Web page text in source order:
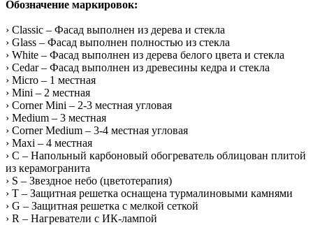
Обозначение маркировок:
› Classic – Фасад выполнен из дерева и стекла
› Glass – Фасад выполнен полностью из стекла
› White – Фасад выполнен из дерева белого цвета и стекла
› Cedar – Фасад выполнен из древесины кедра и стекла
› Micro – 1 местная
› Mini – 2 местная
› Corner Mini – 2-3 местная угловая
› Medium – 3 местная
› Corner Medium – 3-4 местная угловая
› Maxi – 4 местная
› C – Напольный карбоновый обогреватель облицован плитой
из керамогранита
› S – Звездное небо (цветотерапия)
› T – Защитная решетка оснащена турмалиновыми камнями
› G – Защитная решетка с мелкой сеткой
› R – Нагреватели с ИК-лампой